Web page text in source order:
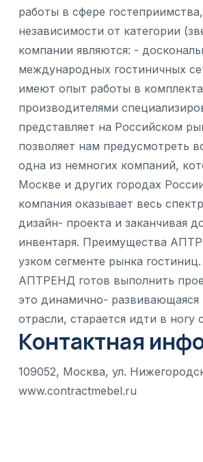
работы в сфере
независимости от категории
компании являются: -
международных гостиничных
имеют опыт работы в
производителями
представляет на Российском
позволяет нам предусмотреть
одна из немногих компаний,
Москве и других городах
компания оказывает весь
дизайн- проекта и заканчивая
инвентаря. Преимущества
узком сегменте рынка
АПТРЕНД готов выполнить
это динамично- развивающаяся
отрасли, старается идти в
Контактная
109052, Москва, ул.
www.contractmebel.ru